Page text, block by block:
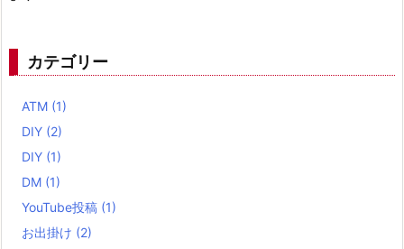
カテゴリー
ATM (1)
DIY (2)
DIY (1)
DM (1)
YouTube投稿 (1)
お出掛け (2)